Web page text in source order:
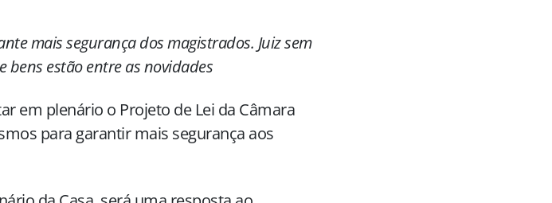
mais segurança dos magistrados. Juiz sem
bens estão entre as novidades
em plenário o Projeto de Lei da Câmara
para garantir mais segurança aos